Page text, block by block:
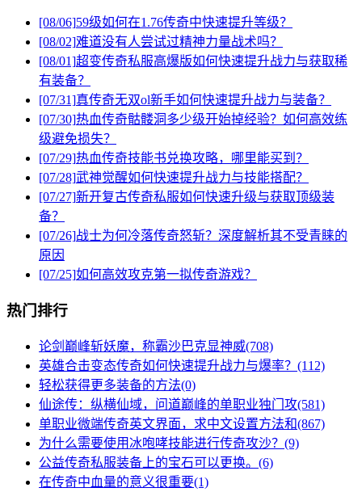
[08/06]59级如何在1.76传奇中快速提升等级？
[08/02]难道没有人尝试过精神力量战术吗？
[08/01]超变传奇私服高爆版如何快速提升战力与获取稀
有装备？
[07/31]真传奇无双ol新手如何快速提升战力与装备？
[07/30]热血传奇骷髅洞多少级开始掉经验？如何高效练
级避免损失？
[07/29]热血传奇技能书兑换攻略，哪里能买到？
[07/28]武神觉醒如何快速提升战力与技能搭配？
[07/27]新开复古传奇私服如何快速升级与获取顶级装
备？
[07/26]战士为何冷落传奇怒斩？深度解析其不受青睐的
原因
[07/25]如何高效攻克第一拟传奇游戏？
热门排行
论剑巅峰斩妖魔，称霸沙巴克显神威(708)
英雄合击变态传奇如何快速提升战力与爆率？(112)
轻松获得更多装备的方法(0)
仙途传：纵横仙域，问道巅峰的单职业独门攻(581)
单职业微端传奇英文界面，求中文设置方法和(867)
为什么需要使用冰咆哮技能进行传奇攻沙？(9)
公益传奇私服装备上的宝石可以更换。(6)
在传奇中血量的意义很重要(1)